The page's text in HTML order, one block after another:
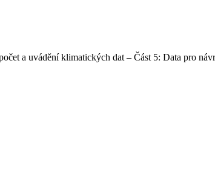
a uvádění klimatických dat – Část 5: Data pro